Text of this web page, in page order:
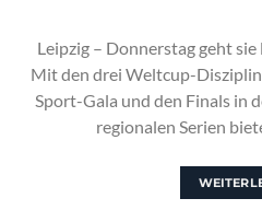
Leipzig – Donnerstag geht sie
Mit den drei Weltcup-
Sport-Gala und den Finals in
regionalen Serien